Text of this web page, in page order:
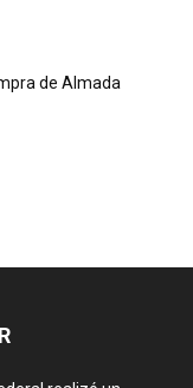
de Almada